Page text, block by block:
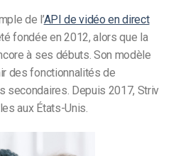
de l’API de vidéo en direct
fondée en 2012, alors que la
à ses débuts. Son modèle
des fonctionnalités de
secondaires. Depuis 2017, Striv
aux États-Unis.